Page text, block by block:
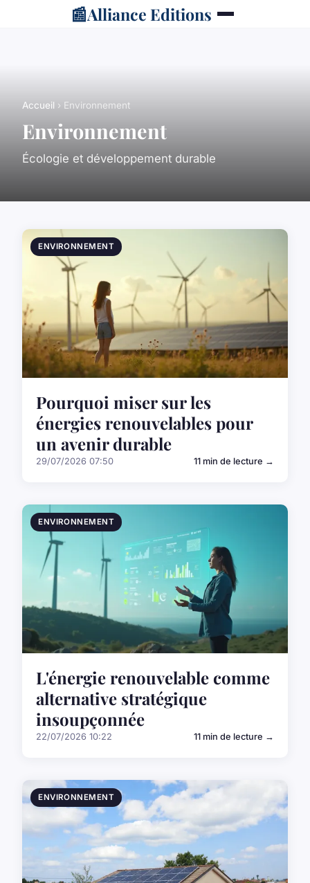
📰Alliance Editions
Accueil › Environnement
Environnement
Écologie et développement durable
ENVIRONNEMENT
Pourquoi miser sur les
énergies renouvelables pour
un avenir durable
29/07/2026 07:50 11 min de lecture →
ENVIRONNEMENT
L'énergie renouvelable comme
alternative stratégique
insoupçonnée
22/07/2026 10:22 11 min de lecture →
ENVIRONNEMENT